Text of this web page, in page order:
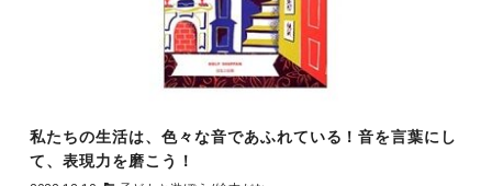
私たちの生活は、色々な音であふれている！音を言葉にし
て、表現力を磨こう！